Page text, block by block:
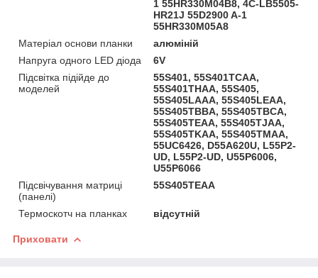
1 55HR330M04B8, 4C-LB5505-
HR21J 55D2900 A-1
55HR330M05A8
Матеріал основи планки
алюміній
Напруга одного LED діода
6V
Підсвітка підійде до
моделей
55S401, 55S401TCAA,
55S401THAA, 55S405,
55S405LAAA, 55S405LEAA,
55S405TBBA, 55S405TBCA,
55S405TEAA, 55S405TJAA,
55S405TKAA, 55S405TMAA,
55UC6426, D55A620U, L55P2-
UD, L55P2-UD, U55P6006,
U55P6066
Підсвічування матриці
(панелі)
55S405TEAA
Термоскотч на планках відсутній
Приховати